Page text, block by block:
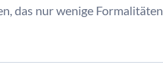
das nur wenige Formalitäten